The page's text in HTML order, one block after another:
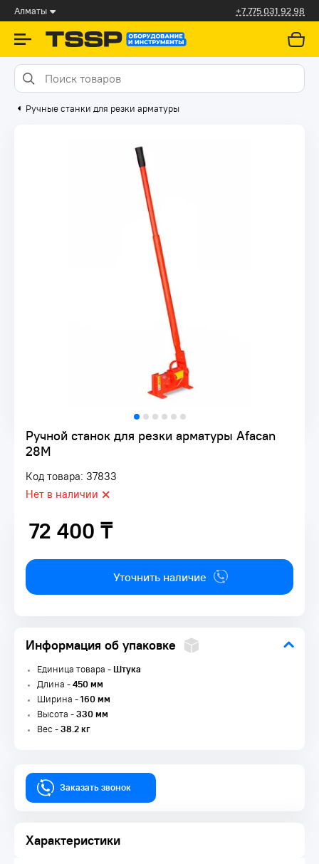
Алматы +7 775 031 92 98
Ручные станки для резки арматуры
Ручной станок для резки арматуры Afacan
28М
Код товара: 37833
Нет в наличии
72 400 ₸
72 400 ₸
Уточнить наличие
Информация об упаковке
Единица товара -Штука
Длина -450 мм
Ширина -160 мм
Высота -330 мм
Вес -38.2 кг
Заказать звонок
Характеристики